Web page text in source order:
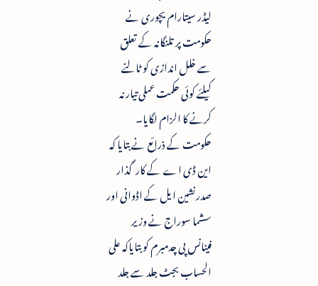
لیڈر سیتارام یچوری نے
حکومت پر تلنگانہ کے تعلق
سے خلل اندازی کو ٹالنے
کیلئے کوئی حکمت عملی تیار نہ
کرنے کا الزام لگایا۔
حکومت کے ذرائع نے بتایا کہ
این ڈی اے کے کارگذار
صدرنشین ایل کے اڈوانی اور
سشما سوراج نے وزیر
فینانس پی چدمبرم کو بتایاکہ علی
الحساب بجٹ جلد سے جلد